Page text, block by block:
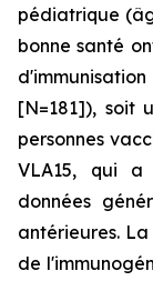
pédiatrique
bonne santé
[N=181]), soit
personnes
VLA15, qui
données
antérieures.
de